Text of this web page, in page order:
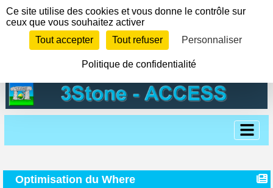
Optimisation du Where
Panneau de gestion des cookies
Ce site utilise des cookies et vous donne le contrôle sur
ceux que vous souhaitez activer
Tout accepter
Tout refuser Personnaliser
Politique de confidentialité